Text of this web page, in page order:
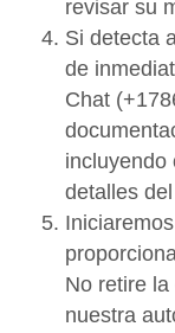
revisar su
Si detecta
de
Chat
incluyendo
detalles
No retire
nuestra